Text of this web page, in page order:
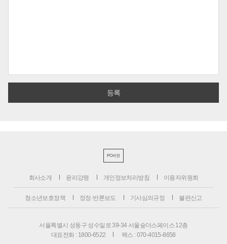
PC버전
회사소개 윤리강령 개인정보처리방침 이용자위원회
청소년보호정책 정정·반론보도 기사심의규정 불편신고
서울특별시 성동구 성수일로 39-34 서울숲더스페이스 12층
대표전화 : 1800-6522
팩스 : 070-4015-8658